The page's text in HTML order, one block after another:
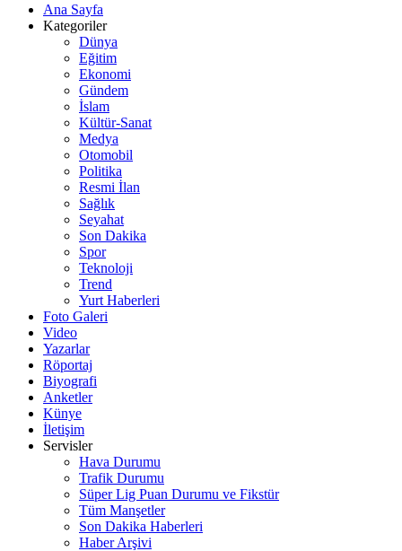
Ana Sayfa
Kategoriler
Dünya
Eğitim
Ekonomi
Gündem
İslam
Kültür-Sanat
Medya
Otomobil
Politika
Resmi İlan
Sağlık
Seyahat
Son Dakika
Spor
Teknoloji
Trend
Yurt Haberleri
Foto Galeri
Video
Yazarlar
Röportaj
Biyografi
Anketler
Künye
İletişim
Servisler
Hava Durumu
Trafik Durumu
Süper Lig Puan Durumu ve Fikstür
Tüm Manşetler
Son Dakika Haberleri
Haber Arşivi